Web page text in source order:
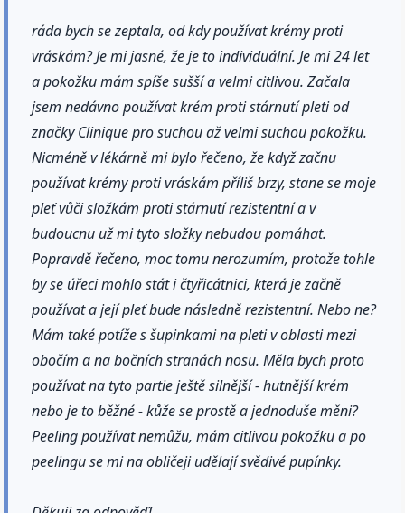
ráda bych se zeptala, od kdy používat krémy proti
vráskám? Je mi jasné, že je to individuální. Je mi 24 let
a pokožku mám spíše sušší a velmi citlivou. Začala
jsem nedávno používat krém proti stárnutí pleti od
značky Clinique pro suchou až velmi suchou pokožku.
Nicméně v lékárně mi bylo řečeno, že když začnu
používat krémy proti vráskám příliš brzy, stane se moje
pleť vůči složkám proti stárnutí rezistentní a v
budoucnu už mi tyto složky nebudou pomáhat.
Popravdě řečeno, moc tomu nerozumím, protože tohle
by se úřeci mohlo stát i čtyřicátnici, která je začně
používat a její pleť bude následně rezistentní. Nebo ne?
Mám také potíže s šupinkami na pleti v oblasti mezi
obočím a na bočních stranách nosu. Měla bych proto
používat na tyto partie ještě silnější - hutnější krém
nebo je to běžné - kůže se prostě a jednoduše měni?
Peeling používat nemůžu, mám citlivou pokožku a po
peelingu se mi na obličeji udělají svědivé pupínky.